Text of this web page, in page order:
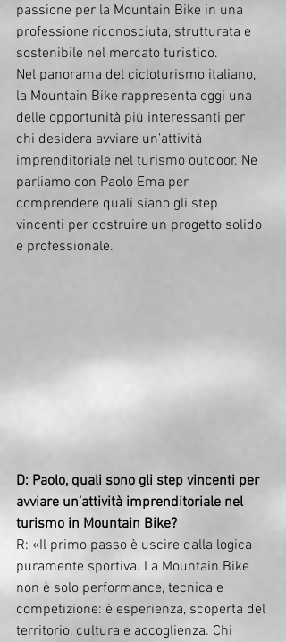
passione per la Mountain Bike in una
professione riconosciuta, strutturata e
sostenibile nel mercato turistico.
Nel panorama del cicloturismo italiano,
la Mountain Bike rappresenta oggi una
delle opportunità più interessanti per
chi desidera avviare un’attività
imprenditoriale nel turismo outdoor. Ne
parliamo con Paolo Ema per
comprendere quali siano gli step
vincenti per costruire un progetto solido
e professionale.
D: Paolo, quali sono gli step vincenti per
avviare un’attività imprenditoriale nel
turismo in Mountain Bike?
R: «Il primo passo è uscire dalla logica
puramente sportiva. La Mountain Bike
non è solo performance, tecnica e
competizione: è esperienza, scoperta del
territorio, cultura e accoglienza. Chi